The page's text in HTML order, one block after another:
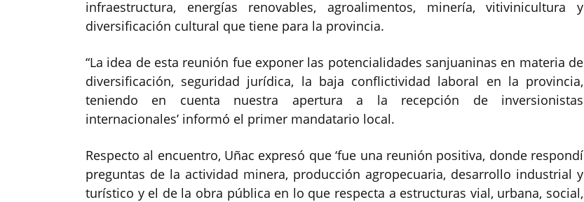
infraestructura, energías renovables, agroalimentos, minería, vitivinicultura y
diversificación cultural que tiene para la provincia.
“La idea de esta reunión fue exponer las potencialidades sanjuaninas en materia de
diversificación, seguridad jurídica, la baja conflictividad laboral en la provincia,
teniendo en cuenta nuestra apertura a la recepción de inversionistas
internacionales’ informó el primer mandatario local.
Respecto al encuentro, Uñac expresó que ‘fue una reunión positiva, donde respondí
preguntas de la actividad minera, producción agropecuaria, desarrollo industrial y
turístico y el de la obra pública en lo que respecta a estructuras vial, urbana, social,